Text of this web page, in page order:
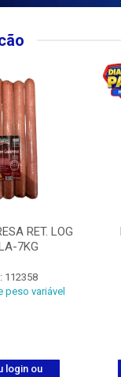
RET. LOG
7KG
112358
peso variável
login ou